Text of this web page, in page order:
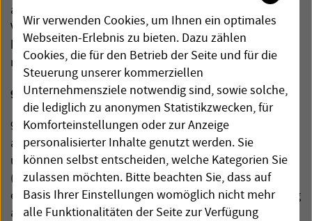
angemessen berücksichtigt (z. B. einen erhöhten
Verbrauch im Winter). Die Grundlagen dafür sind die
bisheriger Verbrauchswerte und die Erfahrungswerte
mit vergleichbaren Kunden.
9. Rechnungsstellung, Abschläge, Bezahlung
9.1. Wird der Verbrauch für mehrere Monate
abgerechnet, können für den durch dieSGGgelieferten
und noch nicht abgerechneten Strom Teilzahlungen
(„Abschläge“) verlangt werden. Diese Abschläge
errechnen sich im ersten Abrechnungszeitraum anteilig
auf Grundlage des vom Kunden oder vom
Wir verwenden Cookies, um Ihnen ein optimales
Webseiten-Erlebnis zu bieten. Dazu zählen
Cookies, die für den Betrieb der Seite und für die
Steuerung unserer kommerziellen
Unternehmensziele notwendig sind, sowie solche,
die lediglich zu anonymen Statistikzwecken, für
Komforteinstellungen oder zur Anzeige
personalisierter Inhalte genutzt werden. Sie
können selbst entscheiden, welche Kategorien Sie
zulassen möchten. Bitte beachten Sie, dass auf
Basis Ihrer Einstellungen womöglich nicht mehr
alle Funktionalitäten der Seite zur Verfügung